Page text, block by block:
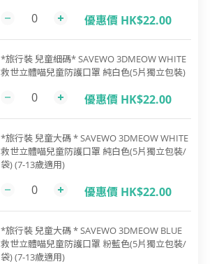
優惠價 HK$22.00
*旅行裝 兒童細碼* SAVEWO 3DMEOW WHITE
救世立體喵兒童防護口罩 純白色(5片獨立包裝)
優惠價 HK$22.00
*旅行裝 兒童大碼 * SAVEWO 3DMEOW WHITE
救世立體喵兒童防護口罩 純白色(5片獨立包裝/
袋) (7-13歲適用)
優惠價 HK$22.00
*旅行裝 兒童大碼 * SAVEWO 3DMEOW BLUE
救世立體喵兒童防護口罩 粉藍色(5片獨立包裝/
袋) (7-13歲適用)